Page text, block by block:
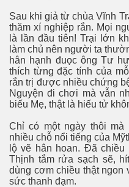
Sau khi giả từ chùa Vĩnh
thăm xí nghiệp rắn. Mọi
là lần đầu tiên! Trại lớn
làm chủ nên người ta
hân hạnh đuọc ông Tư
thích từng đặc tính của
rắn trị được nhiều chứng
Nguyện đi chơi mà vẫn
biếu Mẹ, thật là hiếu tử
Chỉ có một ngày thôi
nhiều chỗ nổi tiếng của
lộ vẽ hân hoan. Đã
Thịnh tắm rửa sạch sẽ,
dùng cơm chiều thật ngon
sức thanh đạm.
mất